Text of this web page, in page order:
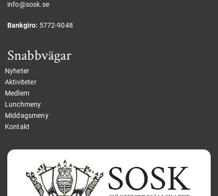
info@sosk.se
Bankgiro: 5772-9048
Snabbvägar
Nyheter
Aktiviteter
Medlem
Lunchmeny
Middagsmeny
Kontakt